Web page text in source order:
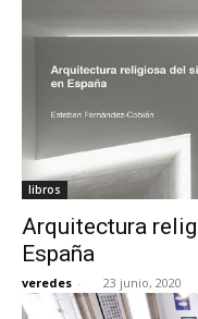
libros
Arquitectura
España
veredes - 23 junio, 2020